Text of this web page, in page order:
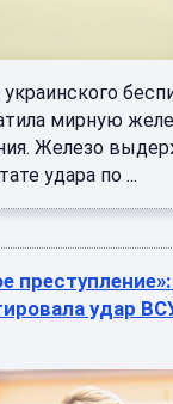
украинского
мирную
Железо
удара по ...
удар